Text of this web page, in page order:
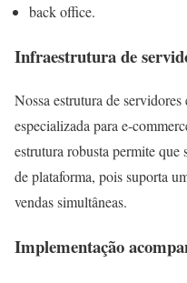
back office.
Infraestrutura de
Nossa estrutura de
especializada para e-
estrutura robusta permite que
de plataforma, pois suporta
vendas simultâneas.
Implementação